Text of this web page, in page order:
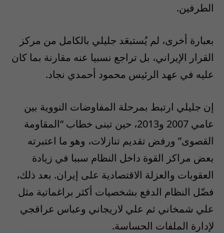
الطرفين.
بعبارة أخرى، لم يُستبعَد جليلي بالكامل من مركز
القرار الإيراني، بل تراجع نسبيا عنه مقارنة بما كان
عليه في عهد الرئيس محمود أحمدي نجاد.
إن جليلي ارتبط بمرحلة المفاوضات النووية بين
عامي 2007 و2013، حين تبنى خطاب “المقاومة
القصوى” ورفض تقديم تنازلات، وهو ما اعتبرته
بعض مراكز القوة داخل النظام سببا في زيادة
العقوبات والعزلة الاقتصادية على إيران. بعد ذلك،
فضّل النظام الدفع بشخصيات أكثر براغماتية مثل
علي شمخاني ثم علي لاريجاني وعباس عراقجي
لإدارة الملفات الحساسة.